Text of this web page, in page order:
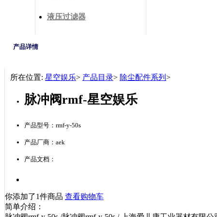
液压过滤器
产品详情
所在位置: 星空娱乐> 产品目录> 除尘配件系列 >
脉冲阀rmf-星空娱乐
产品型号：rmf-y-50s
产品厂商：aek
产品文档：
你添加了1件商品 查看购物车
简单介绍：